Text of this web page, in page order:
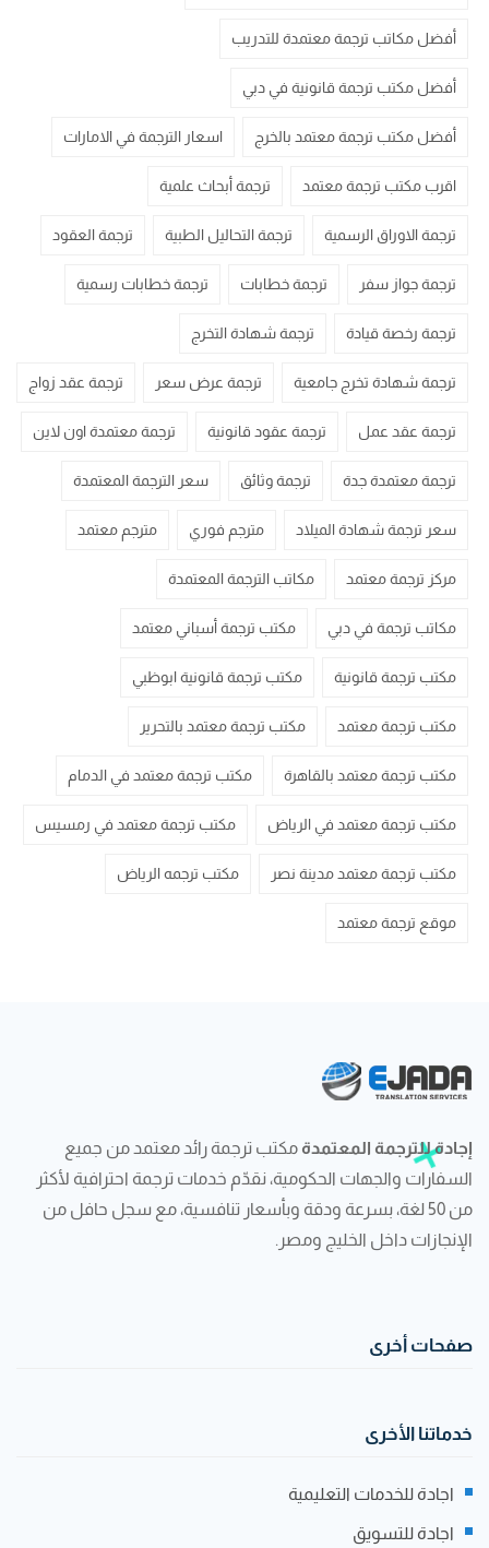
أفضل مكاتب ترجمة معتمدة للتدريب
أفضل مكتب ترجمة قانونية في دبي
أفضل مكتب ترجمة معتمد بالخرج اسعار الترجمة في الامارات
اقرب مكتب ترجمة معتمد ترجمة أبحاث علمية
ترجمة الاوراق الرسمية ترجمة التحاليل الطبية ترجمة العقود
ترجمة جواز سفر ترجمة خطابات ترجمة خطابات رسمية
ترجمة رخصة قيادة ترجمة شهادة التخرج
ترجمة شهادة تخرج جامعية ترجمة عرض سعر ترجمة عقد زواج
ترجمة عقد عمل ترجمة عقود قانونية ترجمة معتمدة اون لاين
ترجمة معتمدة جدة ترجمة وثائق سعر الترجمة المعتمدة
سعر ترجمة شهادة الميلاد مترجم فوري مترجم معتمد
مركز ترجمة معتمد مكاتب الترجمة المعتمدة
مكاتب ترجمة في دبي مكتب ترجمة أسباني معتمد
مكتب ترجمة قانونية مكتب ترجمة قانونية ابوظبي
مكتب ترجمة معتمد مكتب ترجمة معتمد بالتحرير
مكتب ترجمة معتمد بالقاهرة مكتب ترجمة معتمد في الدمام
مكتب ترجمة معتمد في الرياض مكتب ترجمة معتمد في رمسيس
مكتب ترجمة معتمد مدينة نصر مكتب ترجمه الرياض
موقع ترجمة معتمد
إجادة للترجمة المعتمدة مكتب ترجمة رائد معتمد من جميع
السفارات والجهات الحكومية، نقدّم خدمات ترجمة احترافية لأكثر
من 50 لغة، بسرعة ودقة وبأسعار تنافسية، مع سجل حافل من
الإنجازات داخل الخليج ومصر.
صفحات أخرى
خدماتنا الأخرى
اجادة للخدمات التعليمية
اجادة للتسويق